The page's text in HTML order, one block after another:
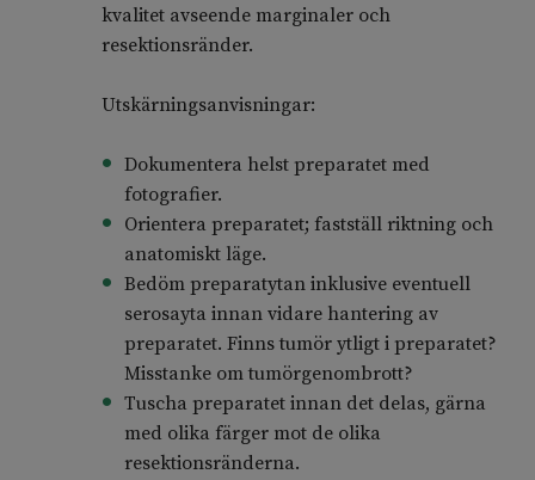
kvalitet avseende marginaler och
resektionsränder.
Utskärningsanvisningar:
Dokumentera helst preparatet med
fotografier.
Orientera preparatet; fastställ riktning och
anatomiskt läge.
Bedöm preparatytan inklusive eventuell
serosayta innan vidare hantering av
preparatet. Finns tumör ytligt i preparatet?
Misstanke om tumörgenombrott?
Tuscha preparatet innan det delas, gärna
med olika färger mot de olika
resektionsränderna.